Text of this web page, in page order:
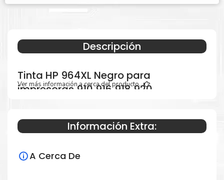
Descripción
Tinta HP 964XL Negro para
impresoras 910 916 918 920
Especificaciones Técnicas
Para impresoras:
Ver más información a cerca del producto...
Información Extra:
A Cerca De